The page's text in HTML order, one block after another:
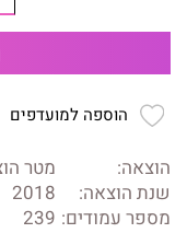
הוספה למועדפים
הוצאה:
מטר
שנת הוצאה:
2018
מספר עמודים: 239